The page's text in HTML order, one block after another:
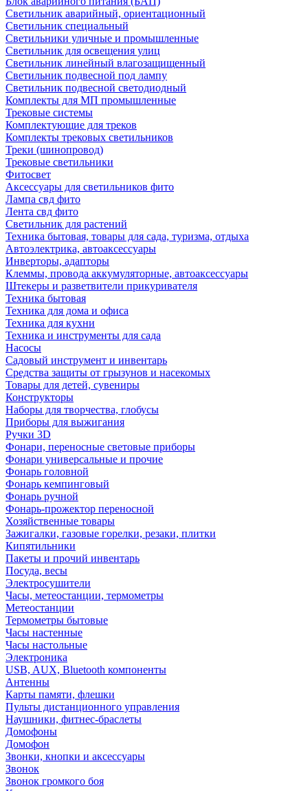
Светильник аварийный, ориентационный
Светильник специальный
Светильники уличные и промышленные
Светильник для освещения улиц
Светильник линейный влагозащищенный
Светильник подвесной под лампу
Светильник подвесной светодиодный
Комплекты для МП промышленные
Трековые системы
Комплектующие для треков
Комплекты трековых светильников
Треки (шинопровод)
Трековые светильники
Фитосвет
Аксессуары для светильников фито
Лампа свд фито
Лента свд фито
Светильник для растений
Техника бытовая, товары для сада, туризма, отдыха
Автоэлектрика, автоаксессуары
Инверторы, адапторы
Клеммы, провода аккумуляторные, автоаксессуары
Штекеры и разветвители прикуривателя
Техника бытовая
Техника для дома и офиса
Техника для кухни
Техника и инструменты для сада
Насосы
Садовый инструмент и инвентарь
Средства защиты от грызунов и насекомых
Товары для детей, сувениры
Конструкторы
Наборы для творчества, глобусы
Приборы для выжигания
Ручки 3D
Фонари, переносные световые приборы
Фонари универсальные и прочие
Фонарь головной
Фонарь кемпинговый
Фонарь ручной
Фонарь-прожектор переносной
Хозяйственные товары
Зажигалки, газовые горелки, резаки, плитки
Кипятильники
Пакеты и прочий инвентарь
Посуда, весы
Электросушители
Часы, метеостанции, термометры
Метеостанции
Термометры бытовые
Часы настенные
Часы настольные
Электроника
USB, AUX, Bluetooth компоненты
Антенны
Карты памяти, флешки
Пульты дистанционного управления
Наушники, фитнес-браслеты
Домофоны
Домофон
Звонки, кнопки и аксессуары
Звонок
Звонок громкого боя